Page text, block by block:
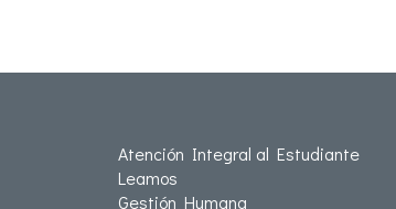
Atención Integral al Estudiante
Leamos
Gestión Humana